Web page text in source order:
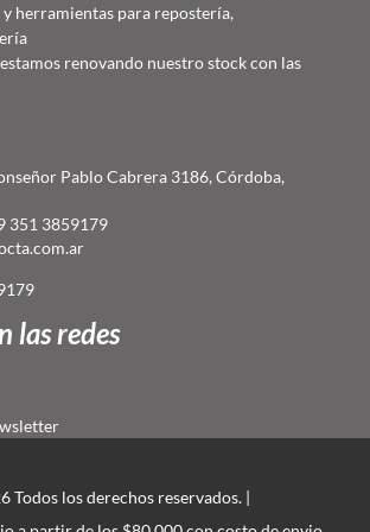
herramientas para repostería,
renovando nuestro stock con las
Pablo Cabrera 3186, Córdoba,
351 3859179
las redes
Todos los derechos reservados. |